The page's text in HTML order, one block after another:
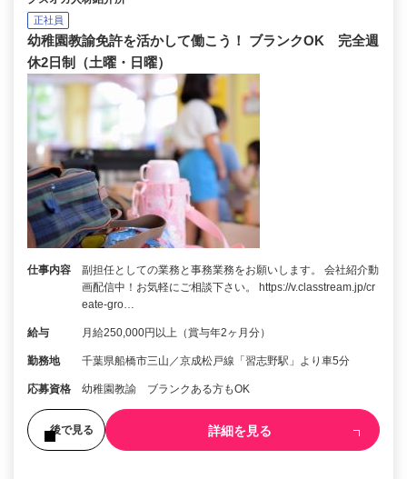
正社員
幼稚園教諭免許を活かして働こう！ ブランクOK 完全週
休2日制（土曜・日曜）
仕事内容
副担任としての業務と事務業務をお願いします。 会社紹介動
画配信中！お気軽にご相談下さい。 https://v.classtream.jp/cr
eate-gro…
給与 月給250,000円以上（賞与年2ヶ月分）
勤務地 千葉県船橋市三山／京成松戸線「習志野駅」より車5分
応募資格 幼稚園教諭 ブランクある方もOK
後で見る 詳細を見る